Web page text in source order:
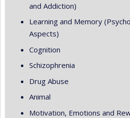
and Addiction)
Learning and Memory
Aspects)
Cognition
Schizophrenia
Drug Abuse
Animal
Motivation, Emotions and